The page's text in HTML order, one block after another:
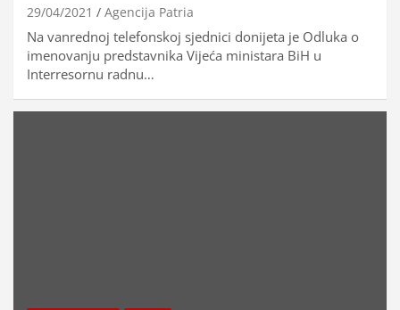
29/04/2021 Agencija Patria
Na vanrednoj telefonskoj sjednici donijeta je Odluka o
imenovanju predstavnika Vijeća ministara BiH u
Interresornu radnu…